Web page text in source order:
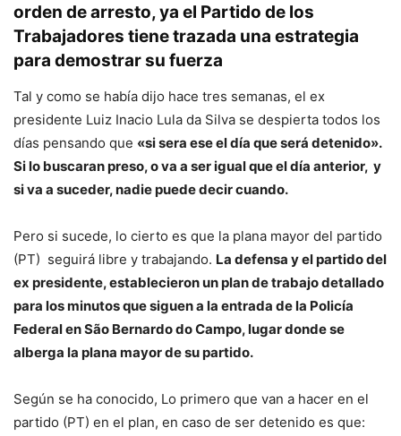
orden de arresto, ya el Partido de los
Trabajadores tiene trazada una estrategia
para demostrar su fuerza
Tal y como se había dijo hace tres semanas, el ex
presidente Luiz Inacio Lula da Silva se despierta todos los
días pensando que «si sera ese el día que será detenido».
Si lo buscaran preso, o va a ser igual que el día anterior, y
si va a suceder, nadie puede decir cuando.
Pero si sucede, lo cierto es que la plana mayor del partido
(PT) seguirá libre y trabajando. La defensa y el partido del
ex presidente, establecieron un plan de trabajo detallado
para los minutos que siguen a la entrada de la Policía
Federal en São Bernardo do Campo, lugar donde se
alberga la plana mayor de su partido.
Según se ha conocido, Lo primero que van a hacer en el
partido (PT) en el plan, en caso de ser detenido es que: